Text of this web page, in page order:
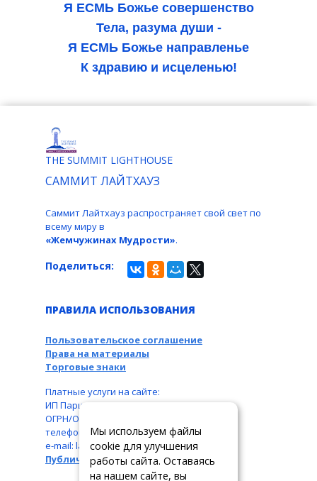
Я ЕСМЬ Божье совершенство
Тела, разума души -
Я ЕСМЬ Божье направленье
К здравию и исцеленью!
THE SUMMIT LIGHTHOUSE
САММИТ ЛАЙТХАУЗ
Саммит Лайтхауз распространяет свой свет по
всему миру в
«Жемчужинах Мудрости».
Поделиться:
ПРАВИЛА ИСПОЛЬЗОВАНИЯ
Пользовательское соглашение
Права на материалы
Торговые знаки
Платные услуги на сайте:
ИП Паршукова Л. Б., ИНН: 110104831087,
ОГРН/ОГРНИП: 326110000016550,
телефон: +7 963 489-19-05,
e-mail: larbar777@rambler.ru
Публичная оферта
Мы используем файлы
cookie для улучшения
работы сайта. Оставаясь
на нашем сайте, вы